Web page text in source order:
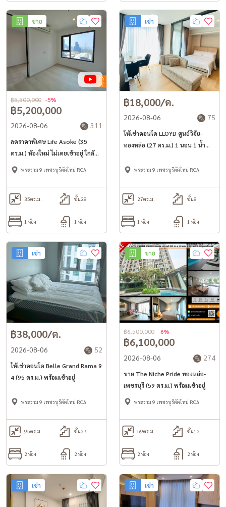
ขาย
฿5,200,000
฿5,500,000 -5%
2026-08-06 311
ลดราคาพิเศษ Life Asoke (35
ตร.ม.) ห้องใหม่ ไม่เคยเข้าอยู่ ใกล้
MRT เพชรบุรี
พระราม 9 เพชรบุรีตัดใหม่ RCA
35ตร.ม. ชั้น28
1 ห้อง 1 ห้อง
เช่า
฿18,000/ด.
2026-08-06 75
ให้เช่าคอนโด LLOYD ศูนย์วิจัย-
ทองหล่อ (27 ตร.ม.) 1 นอน 1 น้ำ
พระราม 9 เพชรบุรีตัดใหม่ RCA
27ตร.ม. ชั้น8
1 ห้อง 1 ห้อง
เช่า
฿38,000/ด.
2026-08-06 52
ให้เช่าคอนโด Belle Grand Rama 9
4 (95 ตร.ม.) พร้อมเข้าอยู่
พระราม 9 เพชรบุรีตัดใหม่ RCA
95ตร.ม. ชั้น27
2 ห้อง 2 ห้อง
ขาย
฿6,100,000
฿6,500,000 -6%
2026-08-06 274
ขาย The Niche Pride ทองหล่อ-
เพชรบุรี (59 ตร.ม.) พร้อมเข้าอยู่
พระราม 9 เพชรบุรีตัดใหม่ RCA
59ตร.ม. ชั้น12
2 ห้อง 2 ห้อง
เช่า เช่า